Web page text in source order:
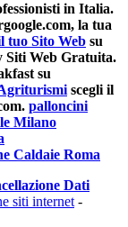
in Italia.
la tua
tuo Sito Web su
Siti Web Gratuita.
su
scegli il
palloncini
Milano
Caldaie Roma
Dati
siti internet -